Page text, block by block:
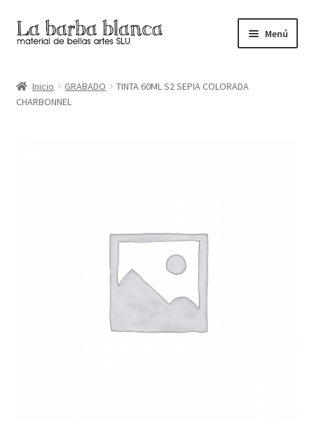
Ir
a
navegación
Ir
al
Menú
Carrito
Inicio GRABADO
TINTA 60ML S2 SEPIA COLORADA
CHARBONNEL